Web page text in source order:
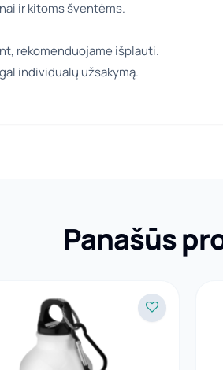
ir kitoms šventėms.
rekomenduojame išplauti.
individualų užsakymą.
Panašūs